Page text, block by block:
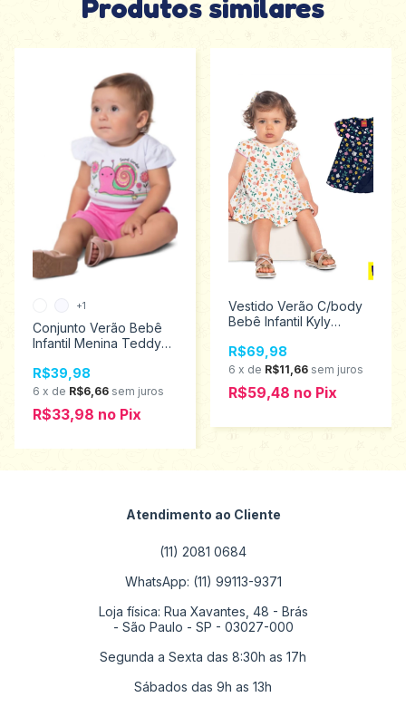
Produtos similares
Conjunto Verão Bebê
Infantil Menina Teddy
R$39,98
6 x de R$6,66 sem juros
R$33,98 no Pix
+1
Vestido Verão C/body
Bebê Infantil Kyly
1000416
R$69,98
6 x de R$11,66 sem juros
R$59,48 no Pix
Atendimento ao Cliente
(11) 2081 0684
WhatsApp: (11) 99113-9371
Loja física: Rua Xavantes, 48 - Brás
- São Paulo - SP - 03027-000
Segunda a Sexta das 8:30h as 17h
Sábados das 9h as 13h